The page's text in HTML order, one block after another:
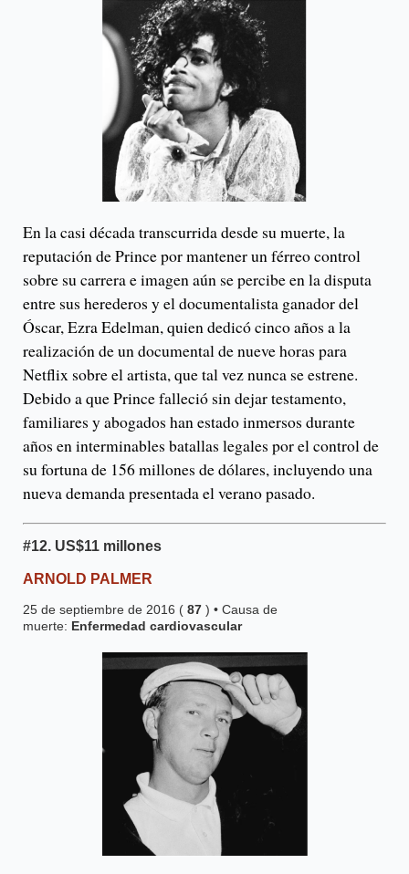
En la casi década transcurrida desde su muerte, la
reputación de Prince por mantener un férreo control
sobre su carrera e imagen aún se percibe en la disputa
entre sus herederos y el documentalista ganador del
Óscar, Ezra Edelman, quien dedicó cinco años a la
realización de un documental de nueve horas para
Netflix sobre el artista, que tal vez nunca se estrene.
Debido a que Prince falleció sin dejar testamento,
familiares y abogados han estado inmersos durante
años en interminables batallas legales por el control de
su fortuna de 156 millones de dólares, incluyendo una
nueva demanda presentada el verano pasado.
#12. US$11 millones
ARNOLD PALMER
25 de septiembre de 2016 ( 87 ) • Causa de
muerte: Enfermedad cardiovascular